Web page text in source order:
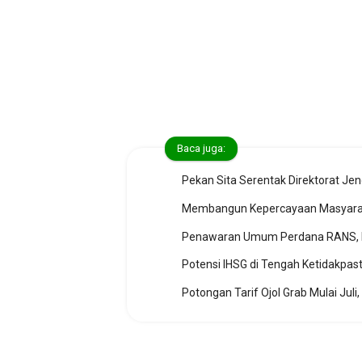
Baca juga:
Pekan Sita Serentak Direktorat
Membangun Kepercayaan
Penawaran Umum Perdana
Potensi IHSG di Tengah